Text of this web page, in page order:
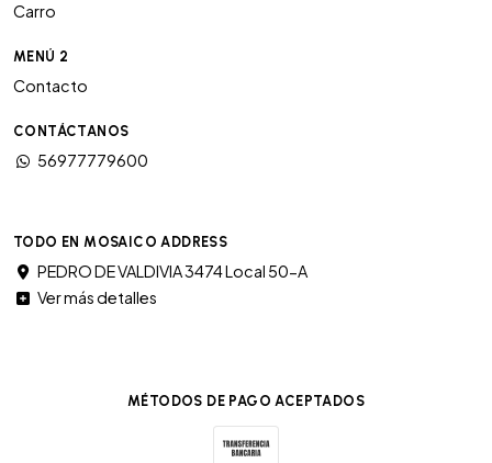
Carro
MENÚ 2
Contacto
CONTÁCTANOS
56977779600
TODO EN MOSAICO ADDRESS
PEDRO DE VALDIVIA 3474 Local 50-A
Ver más detalles
MÉTODOS DE PAGO ACEPTADOS